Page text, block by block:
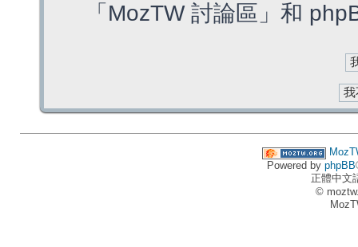
「MozTW 討論區」和
Powered by phpBB
正體中文
©